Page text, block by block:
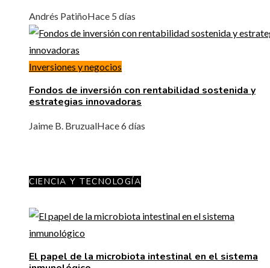
Andrés PatiñoHace 5 días
Inversiones y negocios
Fondos de inversión con rentabilidad sostenida y
estrategias innovadoras
Jaime B. BruzualHace 6 días
CIENCIA Y TECNOLOGÍA
El papel de la microbiota intestinal en el sistema